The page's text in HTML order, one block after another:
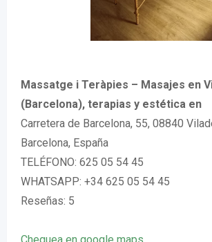
Massatge i Teràpies – Masajes en
(Barcelona), terapias y estética en
Carretera de Barcelona, 55, 08840
Barcelona, España
TELÉFONO: 625 05 54 45
WHATSAPP: +34 625 05 54 45
Reseñas: 5
Chequea en google maps